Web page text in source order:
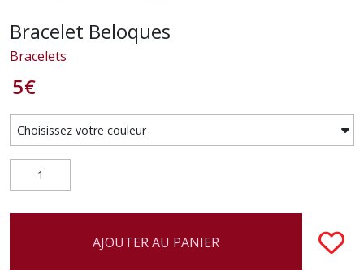
Bracelet Beloques
Bracelets
5€
AJOUTER AU PANIER